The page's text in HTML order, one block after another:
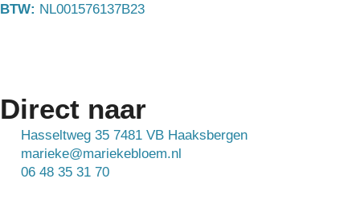
BTW: NL001576137B23
Direct naar
Hasseltweg 35 7481 VB Haaksbergen
marieke@mariekebloem.nl
06 48 35 31 70